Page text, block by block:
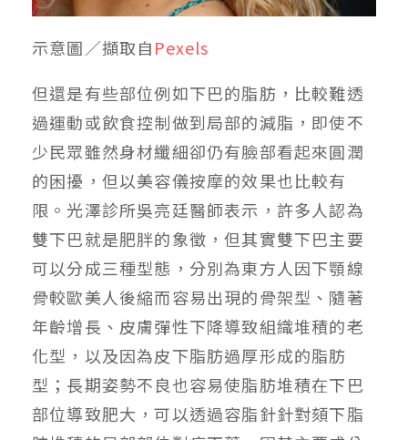
示意圖／擷取自Pexels
但還是有些部位例如下巴的脂肪，比較難透
過運動或飲食控制做到局部的減脂，即使不
少民眾雖然身材纖細卻仍有臉部看起來圓潤
的困擾，但以美容儀按摩的效果也比較有
限。光澤診所吳亮廷醫師表示，許多人認為
雙下巴就是肥胖的象徵，但其實雙下巴主要
可以分成三種型態，分別為東方人因下顎線
骨較歐美人後縮而容易出現的骨架型、隨著
年齡增長、皮膚彈性下降導致組織堆積的老
化型，以及因為皮下脂肪過厚形成的脂肪
型；長期姿勢不良也容易使脂肪堆積在下巴
部位導致肥大，可以透過容脂針針對頦下脂